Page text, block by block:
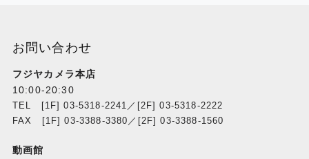
お問い合わせ
フジヤカメラ本店
10:00-20:30
TEL [1F] 03-5318-2241／[2F] 03-5318-2222
FAX [1F] 03-3388-3380／[2F] 03-3388-1560
動画館